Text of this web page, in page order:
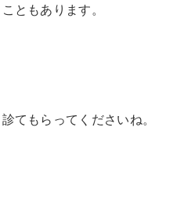
ともあります。
てもらってくださいね。